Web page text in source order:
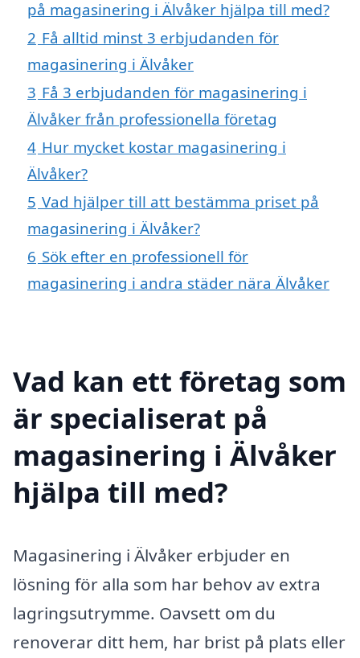
på magasinering i Älvåker hjälpa till med?
2 Få alltid minst 3 erbjudanden för
magasinering i Älvåker
3 Få 3 erbjudanden för magasinering i
Älvåker från professionella företag
4 Hur mycket kostar magasinering i
Älvåker?
5 Vad hjälper till att bestämma priset på
magasinering i Älvåker?
6 Sök efter en professionell för
magasinering i andra städer nära Älvåker
Vad kan ett företag som
är specialiserat på
magasinering i Älvåker
hjälpa till med?
Magasinering i Älvåker erbjuder en
lösning för alla som har behov av extra
lagringsutrymme. Oavsett om du
renoverar ditt hem, har brist på plats eller